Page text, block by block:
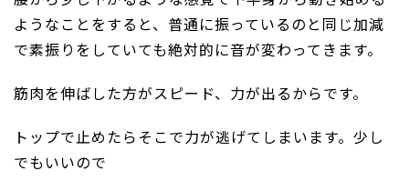
ようなことをすると、普通に振っているのと同じ加減
で素振りをしていても絶対的に音が変わってきます。
筋肉を伸ばした方がスピード、力が出るからです。
トップで止めたらそこで力が逃げてしまいます。少し
でもいいので